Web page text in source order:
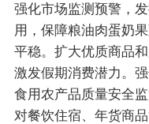
强化市场监测预警，
用，保障粮油肉蛋奶
平稳。扩大优质商品
激发假期消费潜力。
食用农产品质量安全
对餐饮住宿、年货商